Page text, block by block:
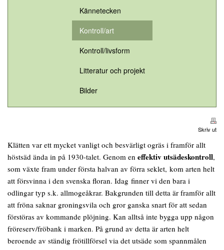
Kännetecken
Kontroll/art
Kontroll/livsform
Litteratur och projekt
Bilder
Skriv ut
Klätten var ett mycket vanligt och besvärligt ogräs i framför allt
höstsäd ända in på 1930-talet. Genom en effektiv utsädeskontroll,
som växte fram under första halvan av förra seklet, kom arten helt
att försvinna i den svenska floran. Idag finner vi den bara i
odlingar typ s.k. allmogeåkrar. Bakgrunden till detta är framför allt
att fröna saknar groningsvila och gror ganska snart för att sedan
förstöras av kommande plöjning. Kan alltså inte bygga upp någon
fröreserv/fröbank i marken. På grund av detta är arten helt
beroende av ständig frötillförsel via det utsäde som spannmålen